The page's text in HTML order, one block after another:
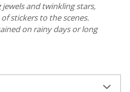
and twinkling stars,
stickers to the scenes.
on rainy days or long